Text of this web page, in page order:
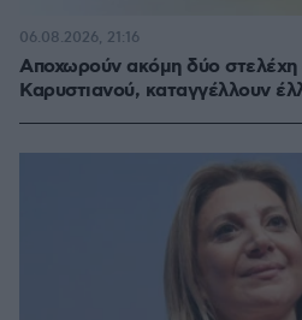
Αποχωρούν ακόμη δύο
Καρυστιανού, καταγγέλλουν
06.08.2026, 21:16